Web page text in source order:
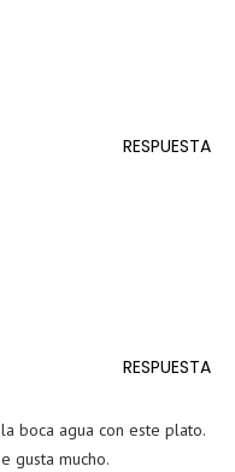
RESPUESTA
RESPUESTA
boca agua con este plato.
gusta mucho.